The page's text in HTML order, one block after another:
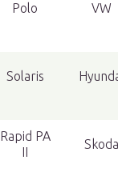
Polo VW
Solaris
Rapid PA
II
Skoda